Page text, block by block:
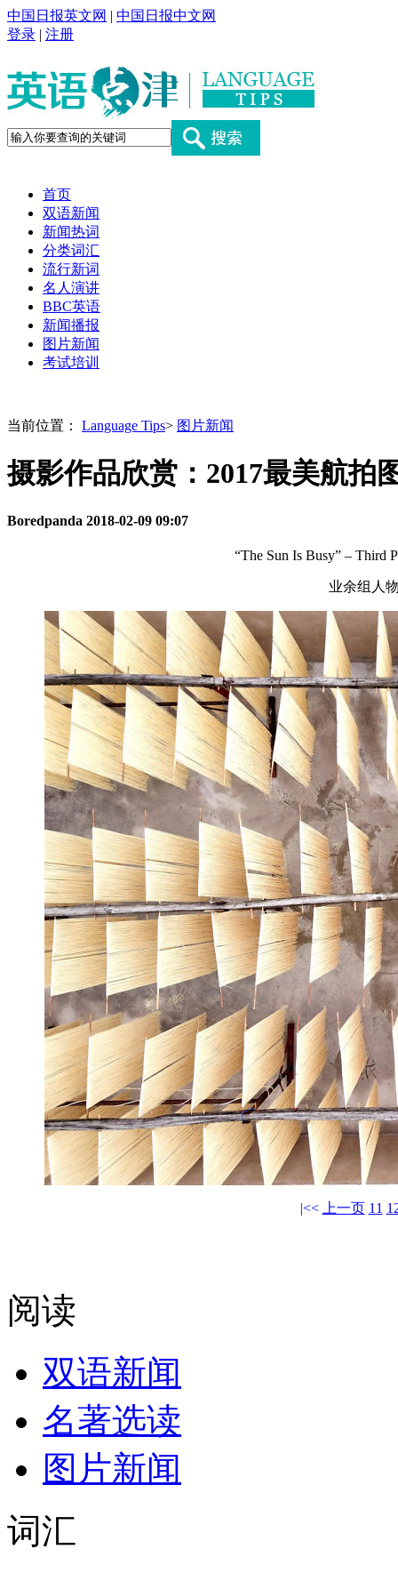
中国日报英文网 | 中国日报中文网
登录 | 注册
首页
双语新闻
新闻热词
分类词汇
流行新词
名人演讲
BBC英语
新闻播报
图片新闻
考试培训
当前位置： Language Tips> 图片新闻
摄影作品欣赏：2017最美航拍
Boredpanda 2018-02-09 09:07
“The Sun Is Busy” – Third
业余组人
|<< 上一页 11
阅读
双语新闻
名著选读
图片新闻
词汇